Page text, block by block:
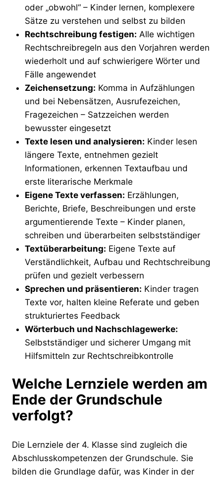
oder „obwohl“ – Kinder lernen, komplexere
Sätze zu verstehen und selbst zu bilden
Rechtschreibung festigen: Alle wichtigen
Rechtschreibregeln aus den Vorjahren werden
wiederholt und auf schwierigere Wörter und
Fälle angewendet
Zeichensetzung: Komma in Aufzählungen
und bei Nebensätzen, Ausrufezeichen,
Fragezeichen – Satzzeichen werden
bewusster eingesetzt
Texte lesen und analysieren: Kinder lesen
längere Texte, entnehmen gezielt
Informationen, erkennen Textaufbau und
erste literarische Merkmale
Eigene Texte verfassen: Erzählungen,
Berichte, Briefe, Beschreibungen und erste
argumentierende Texte – Kinder planen,
schreiben und überarbeiten selbstständiger
Textüberarbeitung: Eigene Texte auf
Verständlichkeit, Aufbau und Rechtschreibung
prüfen und gezielt verbessern
Sprechen und präsentieren: Kinder tragen
Texte vor, halten kleine Referate und geben
strukturiertes Feedback
Wörterbuch und Nachschlagewerke:
Selbstständiger und sicherer Umgang mit
Hilfsmitteln zur Rechtschreibkontrolle
Welche Lernziele werden am
Ende der Grundschule
verfolgt?
Die Lernziele der 4. Klasse sind zugleich die
Abschlusskompetenzen der Grundschule. Sie
bilden die Grundlage dafür, was Kinder in der